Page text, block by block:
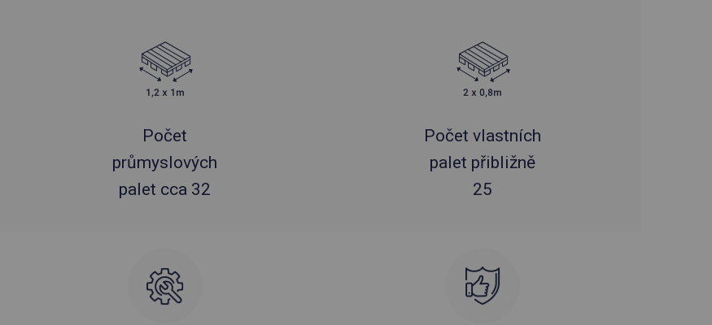
Počet
průmyslových
palet cca 32
Počet vlastních
palet přibližně
25